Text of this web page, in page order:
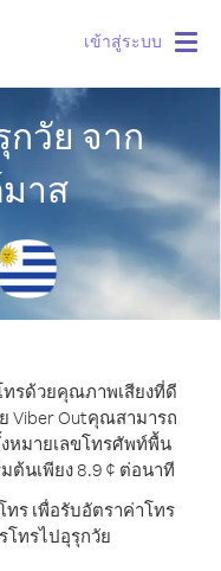
เข้าสู่ระบบ
กวัย จาก
าส
รด้วยคุณภาพเสียงที่ดี
Viber Outคุณสามารถ
หมายเลขโทรศัพท์พื้น
ต้นเพียง 8.9 ¢ ต่อนาที
ร เพื่อรับอัตราค่าโทร
ทรไปอุรุกวัย